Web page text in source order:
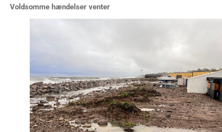
Voldsomme hændelser venter